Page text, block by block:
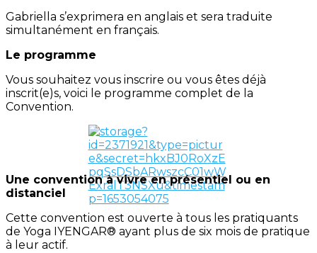
Gabriella s’exprimera en anglais et sera traduite
simultanément en français.
Le programme
Vous souhaitez vous inscrire ou vous êtes déjà
inscrit(e)s, voici le programme complet de la
Convention.
Une convention à vivre en présentiel ou en
distanciel
Cette convention est ouverte à tous les pratiquants
de Yoga IYENGAR® ayant plus de six mois de pratique
à leur actif.